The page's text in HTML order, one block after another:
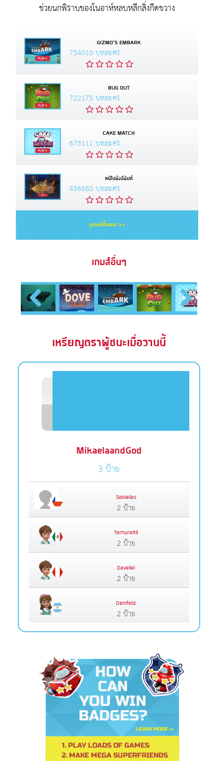
ช่วยนกพิราบของโนอาห์หลบหลีกสิ่งกีดขวาง
GIZMO'S EMBARK
754010 บทละคร
BUG OUT
722175 บทละคร
CAKE MATCH
675111 บทละคร
หนีไปยังอียิปต์
456680 บทละคร
ดูเกมส์ทั้งหมด >>
เกมส์อื่นๆ
Previous Next
เหรียญตราผู้ชนะเมื่อวานนี้
MikaelaandGod
3 ป้าย
Sebielias
2 ป้าย
Ternura99
2 ป้าย
Daveliel
2 ป้าย
Danifeliz
2 ป้าย